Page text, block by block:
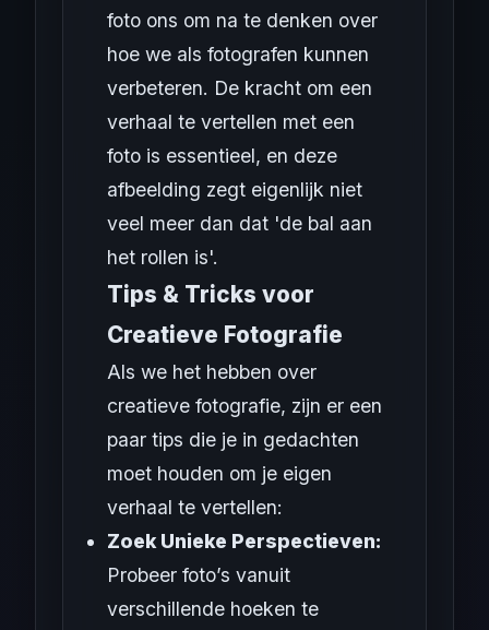
foto ons om na te denken over
hoe we als fotografen kunnen
verbeteren. De kracht om een
verhaal te vertellen met een
foto is essentieel, en deze
afbeelding zegt eigenlijk niet
veel meer dan dat 'de bal aan
het rollen is'.
Tips & Tricks voor
Creatieve Fotografie
Als we het hebben over
creatieve fotografie, zijn er een
paar tips die je in gedachten
moet houden om je eigen
verhaal te vertellen:
Zoek Unieke Perspectieven:
Probeer foto’s vanuit
verschillende hoeken te